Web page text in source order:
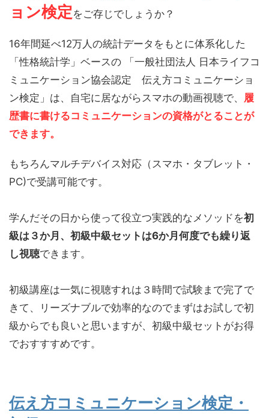
ョン検定をご存じでしょうか？
16年間延べ12万人の統計データをもとに体系化した
「性格統計学」ベースの 「一般社団法人 日本ライフコ
ミュニケーション協会認定 伝え方コミュニケーショ
ン検定」は、自宅に居ながらスマホの動画視聴で、 履
歴書に書けるコミュニケーションの資格がとることが
できます。
もちろんマルチデバイス対応（スマホ・タブレット・
PC)で受講可能です。
学んだその日から使って役立つ実践的なメソッドを初
級は３か月、初級中級セットは6か月何度でも繰り返
し視聴できます。
初級講座は一気に視聴すれは３時間で試験まで完了で
きて、リーズナブルで効率的なのでまずはお試しで初
級からでも良いと思いますが、初級中級セットがお得
でおすすすめです。
伝え方コミュニケーション検定・